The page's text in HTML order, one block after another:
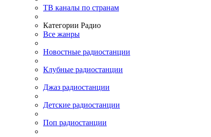
ТВ каналы по странам
Категории Радио
Все жанры
Новостные радиостанции
Клубные радиостанции
Джаз радиостанции
Детские радиостанции
Поп радиостанции